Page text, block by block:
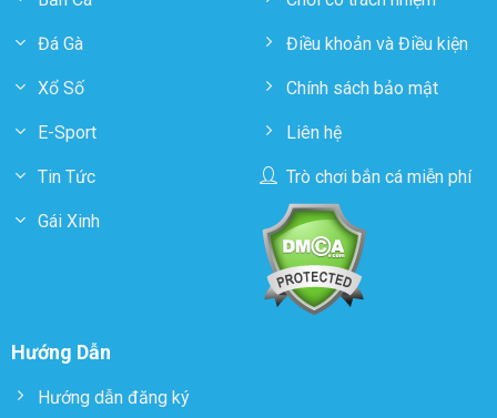
Đá Gà
Xổ Số
E-Sport
Tin Tức
Gái Xinh
Điều khoản và Điều kiện
Chính sách bảo mật
Liên hệ
Trò chơi bắn cá miễn phí
Hướng Dẫn
Hướng dẫn đăng ký